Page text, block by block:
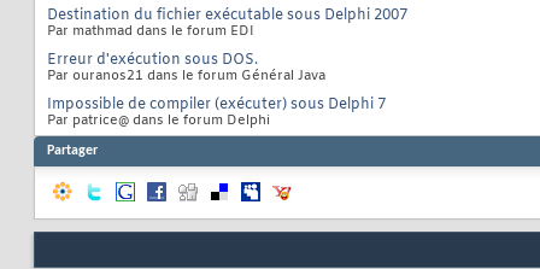
Destination du fichier exécutable sous Delphi 2007
Par mathmad dans le forum EDI
Erreur d'exécution sous DOS.
Par ouranos21 dans le forum Général Java
Impossible de compiler (exécuter) sous Delphi 7
Par patrice@ dans le forum Delphi
Partager